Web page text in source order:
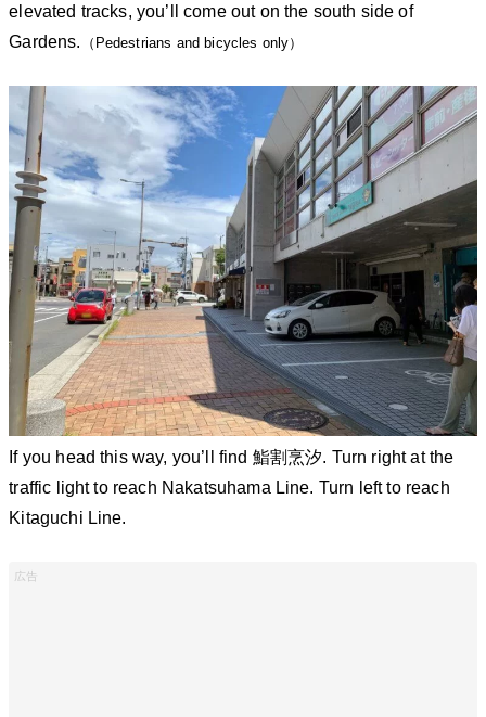
elevated tracks, you’ll come out on the south side of
Gardens.
（Pedestrians and bicycles only）
If you head this way, you’ll find 鮨割烹汐. Turn right at the
traffic light to reach Nakatsuhama Line. Turn left to reach
Kitaguchi Line.